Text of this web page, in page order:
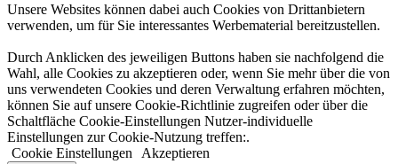
Unsere Websites können dabei auch Cookies von Drittanbietern
verwenden, um für Sie interessantes Werbematerial bereitzustellen.
Durch Anklicken des jeweiligen Buttons haben sie nachfolgend die
Wahl, alle Cookies zu akzeptieren oder, wenn Sie mehr über die von
uns verwendeten Cookies und deren Verwaltung erfahren möchten,
können Sie auf unsere Cookie-Richtlinie zugreifen oder über die
Schaltfläche Cookie-Einstellungen Nutzer-individuelle
Einstellungen zur Cookie-Nutzung treffen:.
Cookie Einstellungen
Akzeptieren